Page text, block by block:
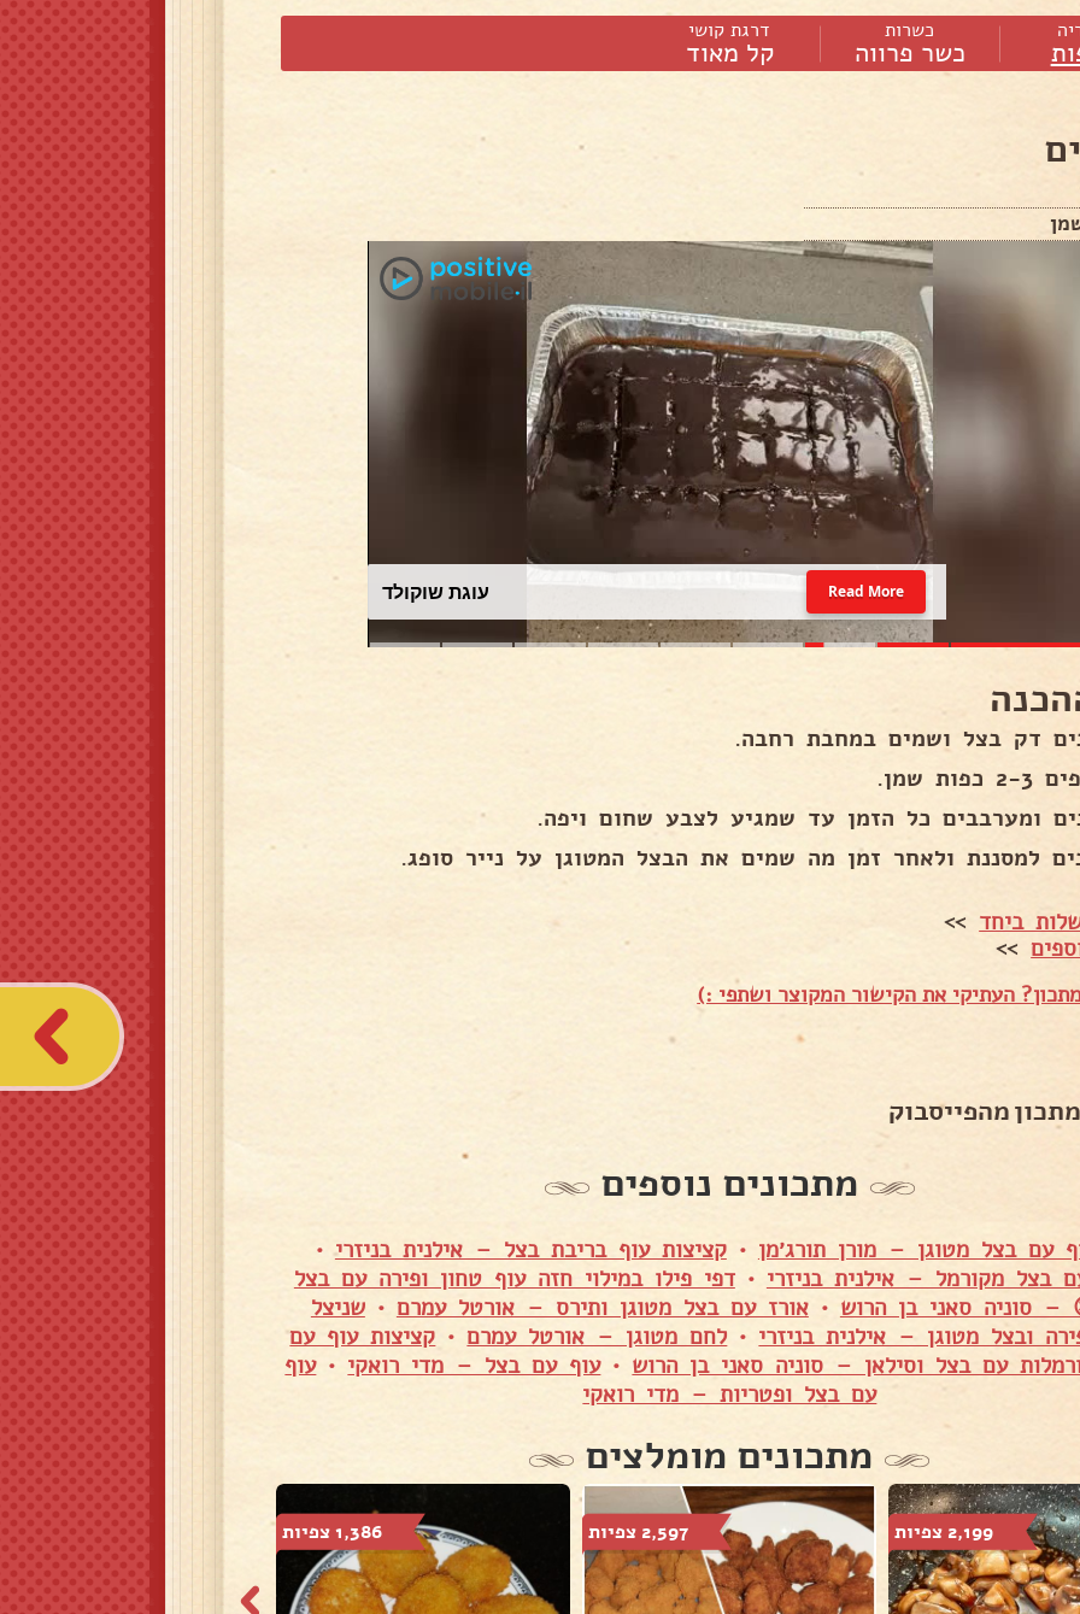
כשרות
כשר פרווה
דרגת קושי
קל מאוד
עוגת שוקולד Read More
דק בצל ושמים במחבת רחבה.
שמן.
ומערבבים כל הזמן עד שמגיע לצבע שחום ויפה.
למסננת ולאחר זמן מה שמים את הבצל המטוגן על נייר סופג.
ביחד >>
>>
העתיקי את הקישור המקוצר ושתפי :)
מהפייסבוק
מתכונים נוספים
עם בצל מטוגן – מורן תורג׳מן •קציצות עוף בריבת בצל – אילנית בניזרי•
בצל מקורמל – אילנית בניזרי •דפי פילו במילוי חזה עוף טחון ופירה עם בצל
– סוניה סאני בן הרוש •אורז עם בצל מטוגן ותירס – אורטל עמרם •שניצל
ובצל מטוגן – אילנית בניזרי • לחם מטוגן – אורטל עמרם• קציצות עוף עם
עם בצל וסילאן – סוניה סאני בן הרוש •עוף עם בצל – מדי רואקי •עוף
עם בצל ופטריות – מדי רואקי
מתכונים מומלצים
2,199 צפיות 2,597 צפיות 1,386 צפיות